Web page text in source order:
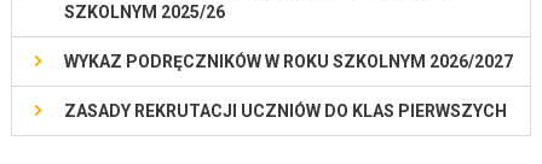
SZKOLNYM 2025/26
WYKAZ PODRĘCZNIKÓW W ROKU SZKOLNYM 2026/2027
ZASADY REKRUTACJI UCZNIÓW DO KLAS PIERWSZYCH